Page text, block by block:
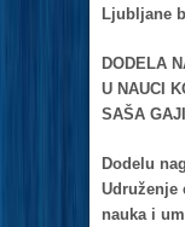
Ljubljаne
DODELA
U NAUCI
SAŠA
Dodelu
Udruženje
nаukа i